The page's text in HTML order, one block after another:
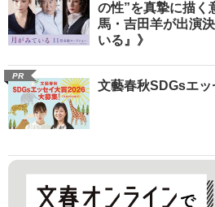
の性”を真摯に描く
馬・吉田羊が出演
いる』》
PR
文藝春秋SDGsエ